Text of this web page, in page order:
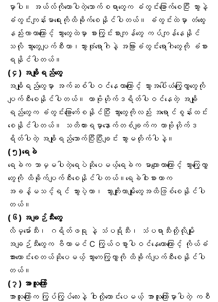
မှာပါ။ အယ်လ်ကိုဟောပါတဲ့သောက်စရာတွေက ခံတွင်းခြောက်စေပြီး သွားနဲ့
ခံတွင်းကျန်းမာရေးကိုထိခိုက်စေနိုင်ပါတယ်။ ခံတွင်းထဲမှာ တံထွေး
နည်းလာတာကြောင့် သွားတွေထဲမှာ စားကြွင်းစားကျန်တွေကပ်ကျန်နေနိုင်
သလို သွားတွေပျက်စီးတာ၊သွားဖုံးရောဂါနဲ့ အခြားခံတွင်းရောဂါတွေကို ခံစား
ရနိုင်ပါတယ်။
(၄) အချိုရည်တွေ
အချိုရည်တွေမှာ အက်ဆစ်ပါဝင်နေတာကြောင့် သွားအပေါ်ယံကြွေလွှာတွေကို
ပျက်စီးစေနိုင်ပါတယ်။ ကာဗိုဟိုက်ဒရိတ်ပါဝင်နေတဲ့ အချို
ရည်တွေက ခံတွင်းခြောက်ေစနိုင်ပြီး သွားတွေကိုလည်း အရောင်စွန်းထင်း
စေနိုင်ပါတယ်။ သတိထားရမှာနောက်တစ်ချက်က ကာဗိုဟိုက်ဒ
ရိတ်ပါတဲ့ အချိုရည်သောက်ပြီးပြီးချင်း သွားမတိုက်ပါနဲ့။
(၅)ရေခဲ
ရေခဲက ဘာမှမပါတဲ့ရေပဲဆိုပေမယ့်ရေခဲက မာကျောတာကြောင့် သွားကြွေလွှာ
တွေကို ထိခိုက်ပျက်စီးစေနိုင်ပါတယ်။ရေခဲဝါးစားတာက
အခန့်မသင့်ရင် သွားပဲ့တာ ၊ သွားကျိုးတာမျိုးတွေအထိဖြစ်စေနိုင်ပါ
တယ်။
(၆) အချဉ်သီးတွေ
လိမ္မော်သီး၊ ဂရိတ်ဖရု နဲ့ သံပရိုသီး၊ သံပရာသီးတို့လိုမျိုး
အချဉ်သီးတွေက ဗီတာမင် C ကြွယ်ဝစွာပါဝင်နေတောကြောင့် ကိုယ်ခံ
အားကောင်းစေတယ်ဆိုပေမယ့် သွားကေကြွလွှာကို ထိခိုက်ပျက်စီးစေနိုင်ပါ
တယ်။
(၇) အာလူးကြော်
အာလူးကြော်က ကြွပ်ကြွပ်လေးနဲ့ ဝါးလို့ကောင်းပေမယ့် အာလူးကြော်မှာပါတဲ့ ကစီ